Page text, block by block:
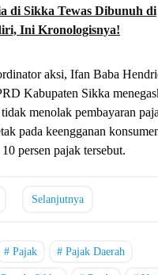
di Sikka Tewas Dibunuh di
Ini Kronologisnya!
aksi, Ifan Baba
Kabupaten Sikka
menolak pembayaran
pada keengganan
persen pajak tersebut.
Selanjutnya
Pajak Pajak Daerah